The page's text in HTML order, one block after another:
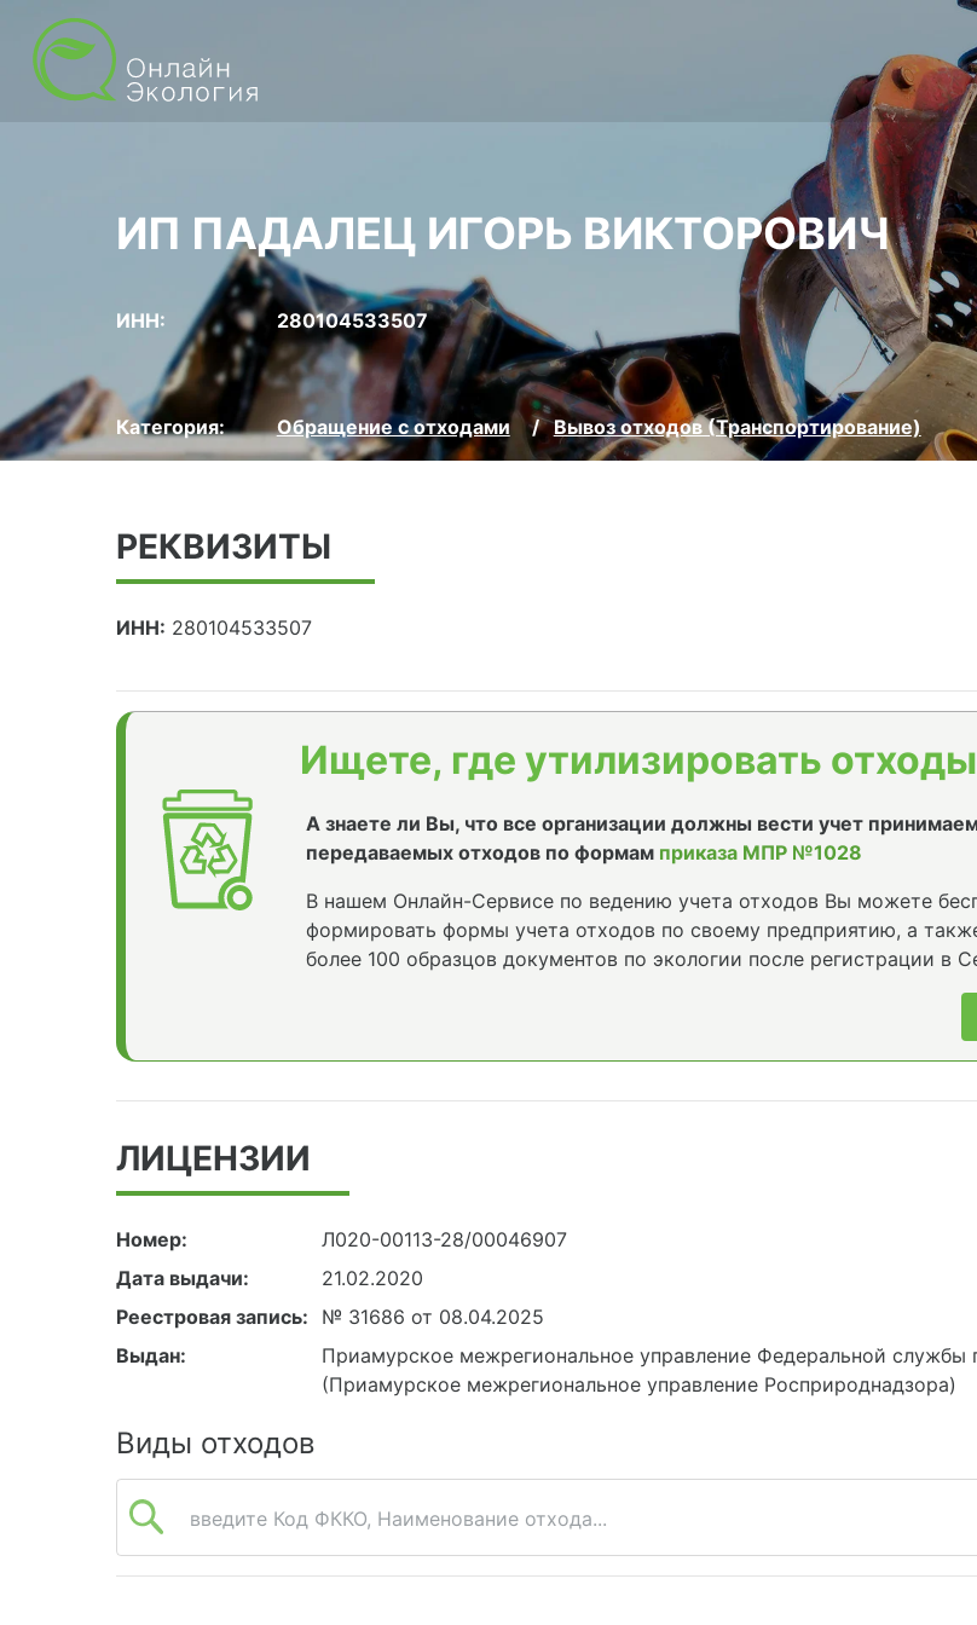
ИП ПАДАЛЕЦ ИГОРЬ ВИКТОРОВИЧ
ИНН: 280104533507
Категория: Обращение с отходами Вывоз отходов (Транспортирование)
РЕКВИЗИТЫ
ИНН: 280104533507
Ищете, где утилизировать
А знаете ли Вы, что все организации должны вести учет
передаваемых отходов по формам приказа МПР №1028
В нашем Онлайн-Сервисе по ведению учета отходов Вы можете
формировать формы учета отходов по своему предприятию, а
более 100 образцов документов по экологии после регистрации в
ЛИЦЕНЗИИ
Номер:
Л020-00113-28/00046907
Дата выдачи:
21.02.2020
Реестровая запись:
№ 31686 от 08.04.2025
Выдан:
Приамурское межрегиональное управление Федеральной службы
(Приамурское межрегиональное управление Росприроднадзора)
Виды отходов
введите Код ФККО, Наименование отхода...